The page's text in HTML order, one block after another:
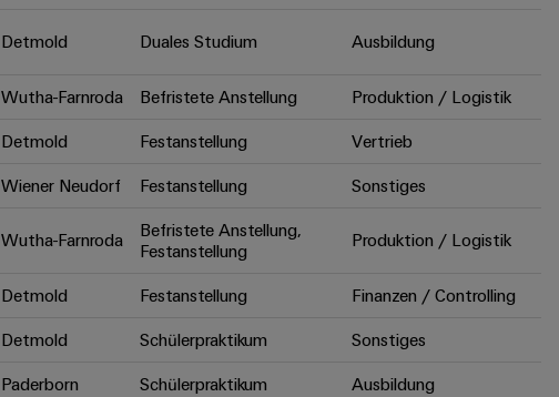
Detmold Duales Studium Ausbildung
Wutha-Farnroda Befristete Anstellung
Produktion / Logistik
Detmold Festanstellung
Vertrieb
Wiener Neudorf Festanstellung Sonstiges
Wutha-Farnroda
Befristete Anstellung,
Festanstellung
Produktion / Logistik
Detmold Festanstellung
Finanzen / Controlling
Detmold Schülerpraktikum
Sonstiges
Paderborn Schülerpraktikum
Ausbildung